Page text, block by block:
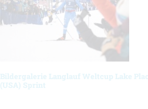
Bildergalerie Langlauf Weltcup Lake
(USA) Sprint